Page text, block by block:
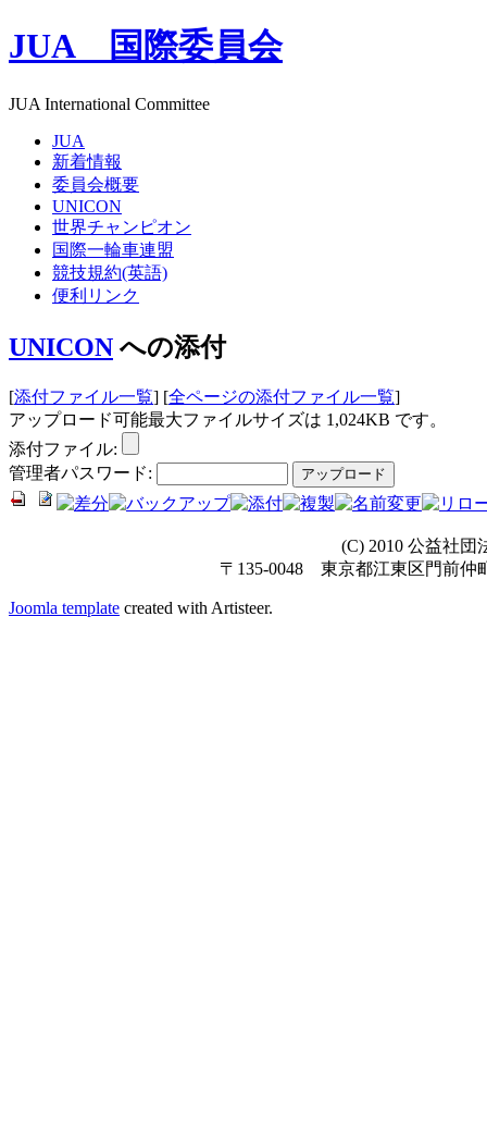
JUA 国際委員会
JUA International Committee
JUA
新着情報
委員会概要
UNICON
世界チャンピオン
国際一輪車連盟
競技規約(英語)
便利リンク
UNICON への添付
[添付ファイル一覧] [全ページの添付ファイル一覧]
アップロード可能最大ファイルサイズは 1,024KB です。
添付ファイル:
管理者パスワード:
(C) 2010 公益社団
〒135-0048 東京都江東区門前仲
Joomla template created with Artisteer.